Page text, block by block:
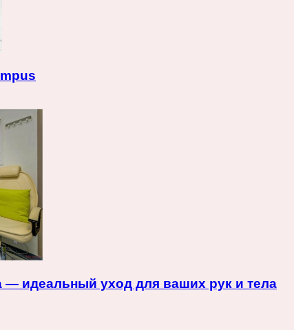
— идеальный уход для ваших рук и тела